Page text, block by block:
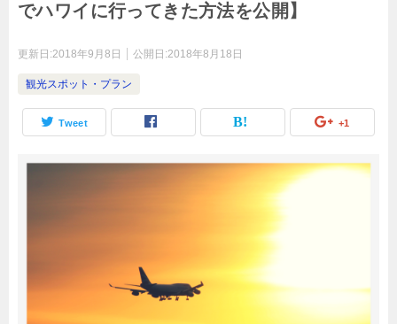
でハワイに行ってきた方法を公開】
更新日:2018年9月8日 公開日:2018年8月18日
観光スポット・プラン
Tweet +1